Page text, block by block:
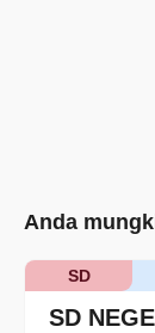
Anda
SD
SD